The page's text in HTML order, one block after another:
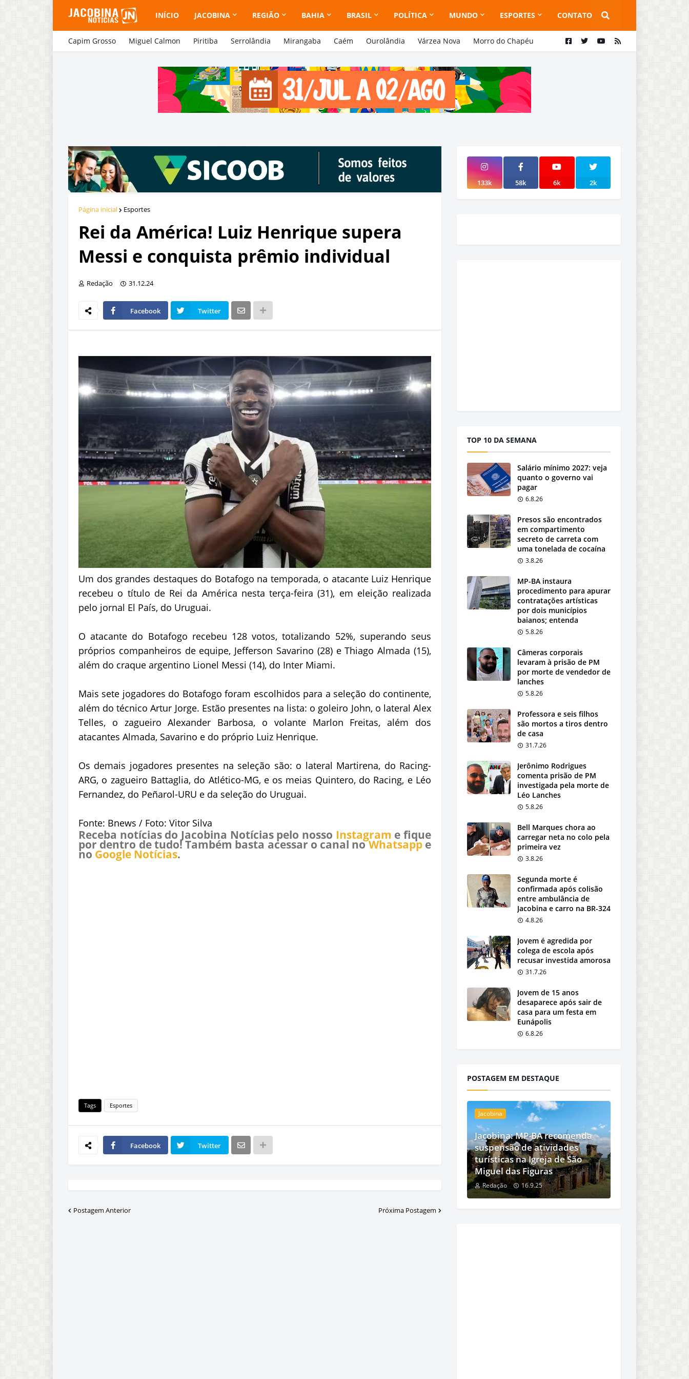
INÍCIO JACOBINA REGIÃO BAHIA BRASIL POLÍTICA MUNDO ESPORTES CONTATO
Capim Grosso Miguel Calmon Piritiba Serrolândia Mirangaba Caém Ourolândia Várzea Nova Morro do Chapéu
Página inicial Esportes
Rei da América! Luiz Henrique supera
Messi e conquista prêmio individual
Redação 31.12.24
Facebook Twitter
Um dos grandes destaques do Botafogo na temporada, o atacante Luiz Henrique
recebeu o título de Rei da América nesta terça-feira (31), em eleição realizada
pelo jornal El País, do Uruguai.
O atacante do Botafogo recebeu 128 votos, totalizando 52%, superando seus
próprios companheiros de equipe, Jefferson Savarino (28) e Thiago Almada (15),
além do craque argentino Lionel Messi (14), do Inter Miami.
Mais sete jogadores do Botafogo foram escolhidos para a seleção do continente,
além do técnico Artur Jorge. Estão presentes na lista: o goleiro John, o lateral Alex
Telles, o zagueiro Alexander Barbosa, o volante Marlon Freitas, além dos
atacantes Almada, Savarino e do próprio Luiz Henrique.
Os demais jogadores presentes na seleção são: o lateral Martirena, do Racing-
ARG, o zagueiro Battaglia, do Atlético-MG, e os meias Quintero, do Racing, e Léo
Fernandez, do Peñarol-URU e da seleção do Uruguai.
Fonte: Bnews / Foto: Vitor Silva
Receba notícias do Jacobina Notícias pelo nosso Instagram e fique
por dentro de tudo! Também basta acessar o canal noWhatsappe
no Google Notícias.
Tags Esportes
Facebook Twitter
Postagem Anterior Próxima Postagem
133k 58k 6k 2k
TOP 10 DA SEMANA
Salário mínimo 2027: veja
quanto o governo vai
pagar
6.8.26
Presos são encontrados
em compartimento
secreto de carreta com
uma tonelada de cocaína
3.8.26
MP-BA instaura
procedimento para apurar
contratações artísticas
por dois municípios
baianos; entenda
5.8.26
Câmeras corporais
levaram à prisão de PM
por morte de vendedor de
lanches
5.8.26
Professora e seis filhos
são mortos a tiros dentro
de casa
31.7.26
Jerônimo Rodrigues
comenta prisão de PM
investigada pela morte de
Léo Lanches
5.8.26
Bell Marques chora ao
carregar neta no colo pela
primeira vez
3.8.26
Segunda morte é
confirmada após colisão
entre ambulância de
Jacobina e carro na BR-324
4.8.26
Jovem é agredida por
colega de escola após
recusar investida amorosa
31.7.26
Jovem de 15 anos
desaparece após sair de
casa para um festa em
Eunápolis
6.8.26
POSTAGEM EM DESTAQUE
Jacobina
Jacobina: MP-BA recomenda
suspensão de atividades
turísticas na Igreja de São
Miguel das Figuras
Redação 16.9.25